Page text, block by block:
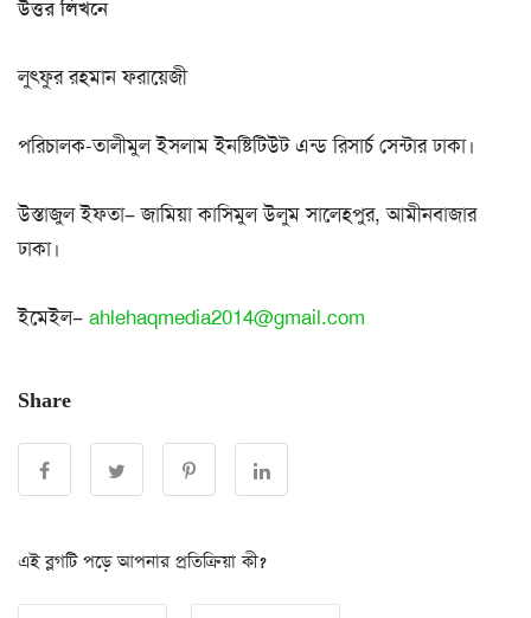
উত্তর লিখনে
লুৎফুর রহমান ফরায়েজী
পরিচালক-তালীমুল ইসলাম ইনষ্টিটিউট এন্ড রিসার্চ সেন্টার ঢাকা।
উস্তাজুল ইফতা– জামিয়া কাসিমুল উলুম সালেহপুর, আমীনবাজার
ঢাকা।
ইমেইল– ahlehaqmedia2014@gmail.com
Share
এই ব্লগটি পড়ে আপনার প্রতিক্রিয়া কী?